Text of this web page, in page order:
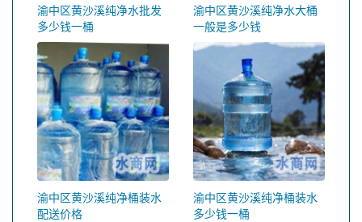
渝中区黄沙溪纯净水批发
多少钱一桶
渝中区黄沙溪纯净水大桶
一般是多少钱
渝中区黄沙溪纯净桶装水
配送价格
渝中区黄沙溪纯净桶装水
多少钱一桶